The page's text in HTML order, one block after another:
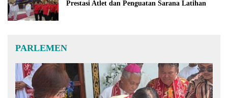
Prestasi Atlet dan Penguatan Sarana Latihan
PARLEMEN